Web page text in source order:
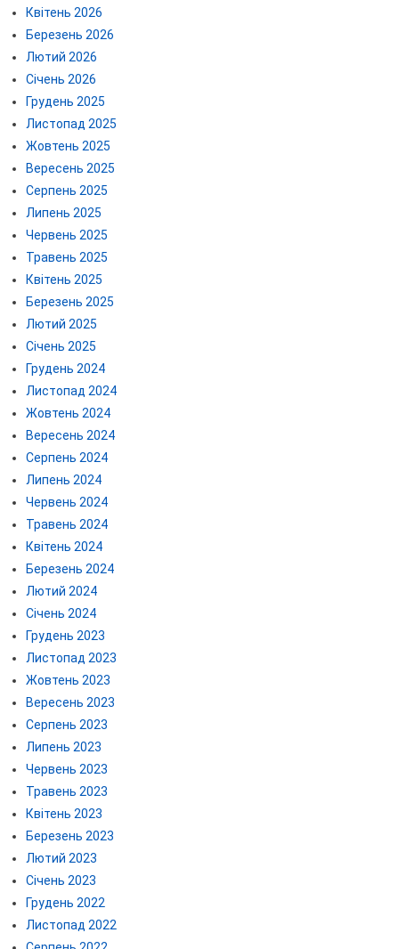
Квітень 2026
Березень 2026
Лютий 2026
Січень 2026
Грудень 2025
Листопад 2025
Жовтень 2025
Вересень 2025
Серпень 2025
Липень 2025
Червень 2025
Травень 2025
Квітень 2025
Березень 2025
Лютий 2025
Січень 2025
Грудень 2024
Листопад 2024
Жовтень 2024
Вересень 2024
Серпень 2024
Липень 2024
Червень 2024
Травень 2024
Квітень 2024
Березень 2024
Лютий 2024
Січень 2024
Грудень 2023
Листопад 2023
Жовтень 2023
Вересень 2023
Серпень 2023
Липень 2023
Червень 2023
Травень 2023
Квітень 2023
Березень 2023
Лютий 2023
Січень 2023
Грудень 2022
Листопад 2022